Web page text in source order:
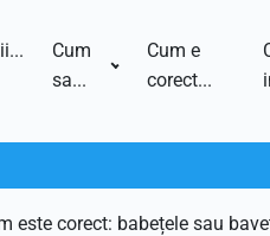
Cum
sa...
Cum e
corect...
este corect: babețele sau